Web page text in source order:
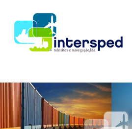
SOBRE NÓS
SERVIÇOS
UTILIDADES
CONTACTOS